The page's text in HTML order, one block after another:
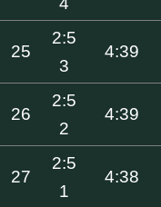
25
2:5
3
4:39
26
2:5
2
4:39
27
2:5
1
4:38